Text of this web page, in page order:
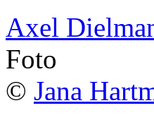
Axel
Foto
© Jana